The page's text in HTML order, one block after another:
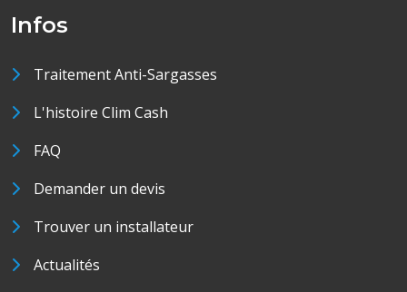
Infos
Traitement Anti-Sargasses
L'histoire Clim Cash
FAQ
Demander un devis
Trouver un installateur
Actualités